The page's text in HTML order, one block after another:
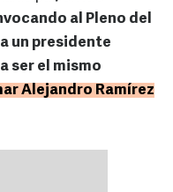
al Pleno del
un presidente
ser el mismo
Alejandro Ramírez